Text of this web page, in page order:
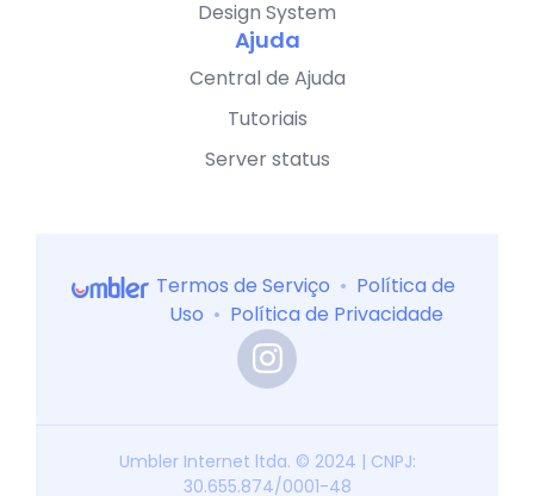
Design System
Ajuda
Central de Ajuda
Tutoriais
Server status
Termos de Serviço • Política de
Uso • Política de Privacidade
Umbler Internet ltda. © 2024 | CNPJ:
30.655.874/0001-48